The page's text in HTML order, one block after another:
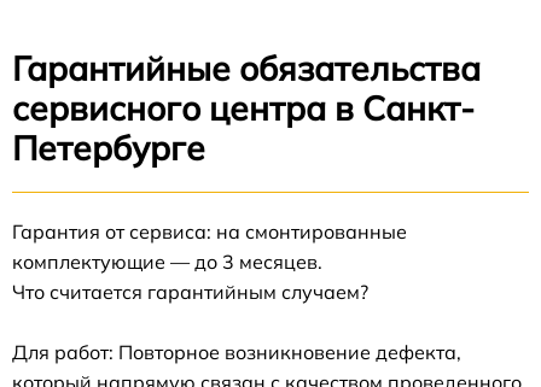
Гарантийные обязательства
сервисного центра в Санкт-
Петербурге
Гарантия от сервиса: на смонтированные
комплектующие — до 3 месяцев.
Что считается гарантийным случаем?
Для работ: Повторное возникновение дефекта,
который напрямую связан с качеством проведенного